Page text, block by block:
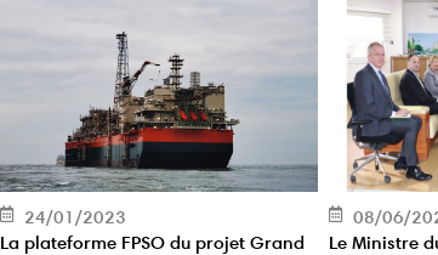
24/01/2023
La plateforme FPSO du projet Grand
08/06/
Le Ministre